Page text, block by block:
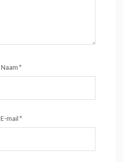
Naam*
E-mail*